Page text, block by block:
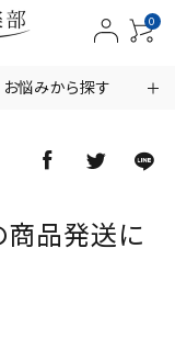
0
お悩みから探す
商品発送に